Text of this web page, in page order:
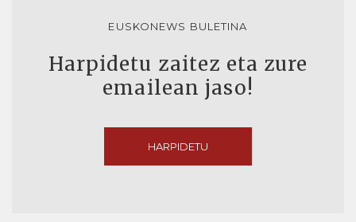
EUSKONEWS BULETINA
Harpidetu zaitez eta zure
emailean jaso!
HARPIDETU